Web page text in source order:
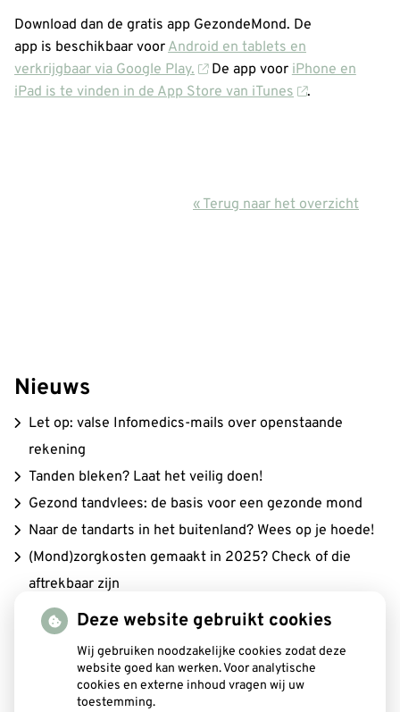
Download dan de gratis app GezondeMond. De
app is beschikbaar voor Android en tablets en
verkrijgbaar via Google Play.
De app voor iPhone en
iPad is te vinden in de App Store van iTunes
.
« Terug naar het overzicht
Nieuws
Let op: valse Infomedics-mails over openstaande
rekening
Tanden bleken? Laat het veilig doen!
Gezond tandvlees: de basis voor een gezonde mond
Naar de tandarts in het buitenland? Wees op je hoede!
(Mond)zorgkosten gemaakt in 2025? Check of die
aftrekbaar zijn
Mondgezondheid
Deze website gebruikt cookies
Wij gebruiken noodzakelijke cookies zodat deze
website goed kan werken. Voor analytische
cookies en externe inhoud vragen wij uw
toestemming.